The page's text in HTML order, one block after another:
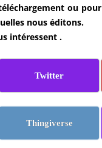
ou
nous éditons.
intéressent .
Twitter
Thingiverse